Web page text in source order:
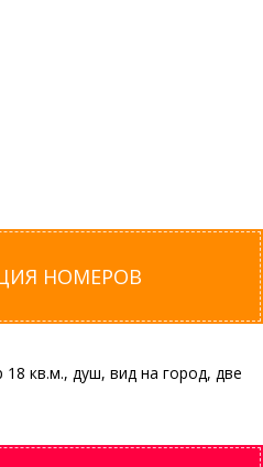
НОМЕРОВ
кв.м., душ, вид на город, две